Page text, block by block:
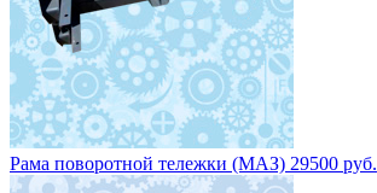
Рама поворотной тележки (МАЗ) 29500 руб.